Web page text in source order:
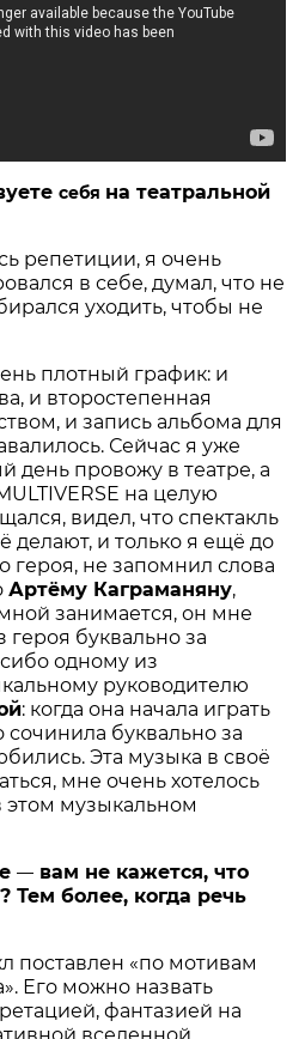
себя на театральной
репетиции, я очень
в себе, думал, что не
уходить, чтобы не
плотный график: и
и второстепенная
и запись альбома для
Сейчас я уже
день провожу в театре, а
на целую
видел, что спектакль
делают, и только я ещё до
героя, не запомнил слова
Артёму Каграманяну,
занимается, он мне
героя буквально за
одному из
руководителю
: когда она начала играть
сочинила буквально за
Эта музыка в своё
мне очень хотелось
этом музыкальном
— вам не кажется, что
Тем более, когда речь
поставлен «по мотивам
Его можно назвать
фантазией на